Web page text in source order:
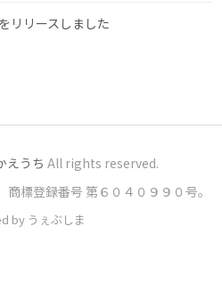
リリースしました
えうち All rights reserved.
商標登録番号 第６０４０９９０号。
by うぇぶしま